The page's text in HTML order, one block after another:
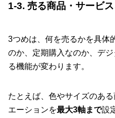
1-3. 売る商品・サービ
3つめは、何を売るかを具体
のか、定期購入なのか、デ
る機能が変わります。
たとえば、色やサイズのあ
エーションを最大3軸まで設